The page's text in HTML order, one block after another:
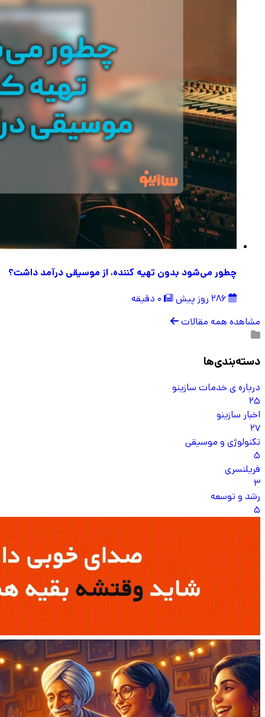
چطور می‌شود بدون تهیه کننده، از موسیقی درآمد داشت؟
مشاهده همه مقالات
دسته‌بندی‌ها
درباره ی خدمات سازینو
25
اخبار سازینو
27
تکنولوژی و موسیقی
5
فریلنسری
3
رشد و توسعه
5